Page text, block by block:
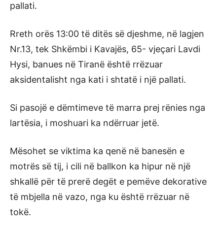
pallati.
Rreth orës 13:00 të ditës së djeshme, në lagjen
Nr.13, tek Shkëmbi i Kavajës, 65- vjeçari Lavdi
Hysi, banues në Tiranë është rrëzuar
aksidentalisht nga kati i shtatë i një pallati.
Si pasojë e dëmtimeve të marra prej rënies nga
lartësia, i moshuari ka ndërruar jetë.
Mësohet se viktima ka qenë në banesën e
motrës së tij, i cili në ballkon ka hipur në një
shkallë për të prerë degët e pemëve dekorative
të mbjella në vazo, nga ku është rrëzuar në
tokë.